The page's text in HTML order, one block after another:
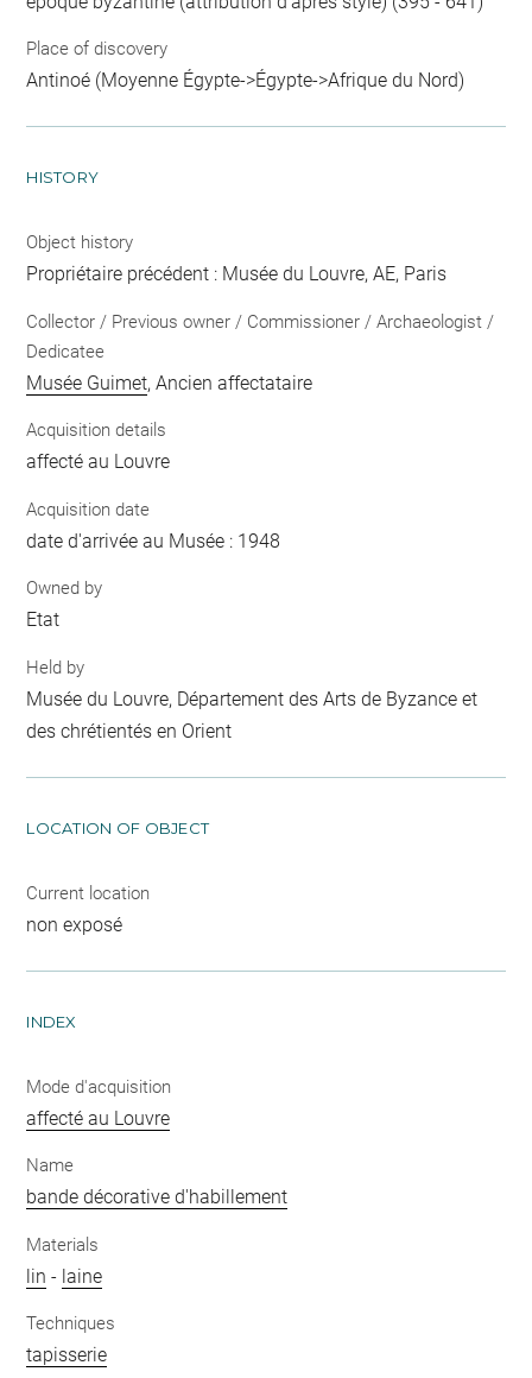
Place of discovery
Antinoé (Moyenne Égypte->Égypte->Afrique du Nord)
HISTORY
Object history
Propriétaire précédent : Musée du Louvre, AE, Paris
Collector / Previous owner / Commissioner / Archaeologist /
Dedicatee
Musée Guimet, Ancien affectataire
Acquisition details
affecté au Louvre
Acquisition date
date d'arrivée au Musée : 1948
Owned by
Etat
Held by
Musée du Louvre, Département des Arts de Byzance et
des chrétientés en Orient
LOCATION OF OBJECT
Current location
non exposé
INDEX
Mode d'acquisition
affecté au Louvre
Name
bande décorative d'habillement
Materials
lin - laine
Techniques
tapisserie